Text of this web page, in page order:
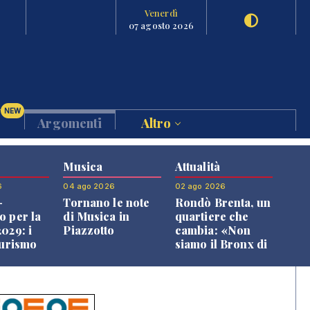
Venerdì
07 agosto 2026
NEW
Argomenti Altro
per la
i
Musica
04 ago 2026
Tornano le note
di Musica in
Piazzotto
Attualità
02 ago 2026
Rondò Brenta, un
quartiere che
cambia: «Non
siamo il Bronx di